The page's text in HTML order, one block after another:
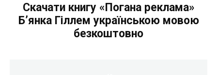
Скачати книгу «Погана реклама»
Б’янка Гіллем українською мовою
безкоштовно